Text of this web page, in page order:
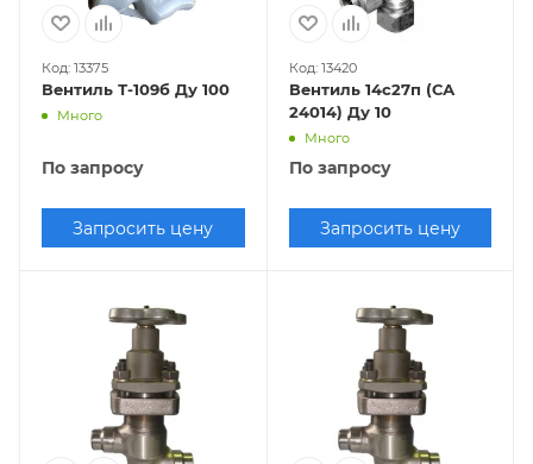
Код: 13375
Вентиль Т-109б Ду 100
Много
По запросу
Запросить цену
Код: 13420
Вентиль 14с27п (СА
24014) Ду 10
Много
По запросу
Запросить цену